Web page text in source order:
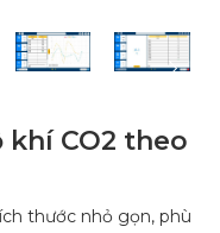
khí CO2 theo
thước nhỏ gọn, phù